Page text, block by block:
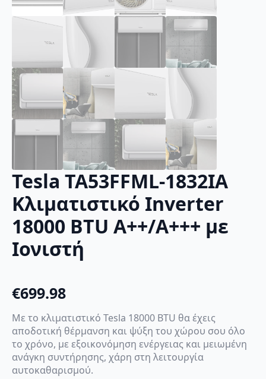
Tesla TA53FFML-1832IA
Κλιματιστικό Inverter
18000 BTU A++/A+++ με
Ιονιστή
€699.98
Με το κλιματιστικό Tesla 18000 BTU θα έχεις
αποδοτική θέρμανση και ψύξη του χώρου σου όλο
το χρόνο, με εξοικονόμηση ενέργειας και μειωμένη
ανάγκη συντήρησης, χάρη στη λειτουργία
αυτοκαθαρισμού.